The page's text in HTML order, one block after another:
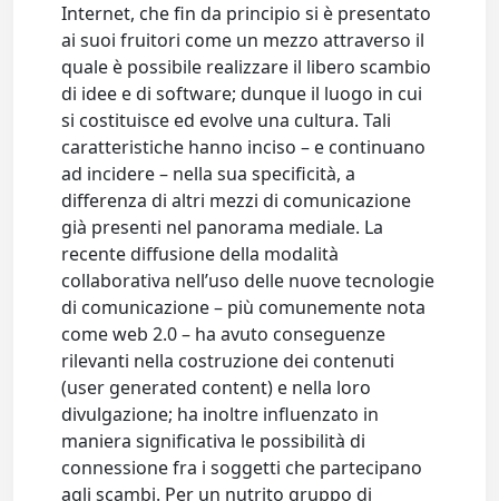
Internet, che fin da principio si è presentato
ai suoi fruitori come un mezzo attraverso il
quale è possibile realizzare il libero scambio
di idee e di software; dunque il luogo in cui
si costituisce ed evolve una cultura. Tali
caratteristiche hanno inciso – e continuano
ad incidere – nella sua specificità, a
differenza di altri mezzi di comunicazione
già presenti nel panorama mediale. La
recente diffusione della modalità
collaborativa nell’uso delle nuove tecnologie
di comunicazione – più comunemente nota
come web 2.0 – ha avuto conseguenze
rilevanti nella costruzione dei contenuti
(user generated content) e nella loro
divulgazione; ha inoltre influenzato in
maniera significativa le possibilità di
connessione fra i soggetti che partecipano
agli scambi. Per un nutrito gruppo di